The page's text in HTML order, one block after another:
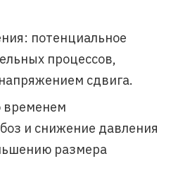
потенциальное
процессов,
сдвига.
временем
и снижение давления
размера